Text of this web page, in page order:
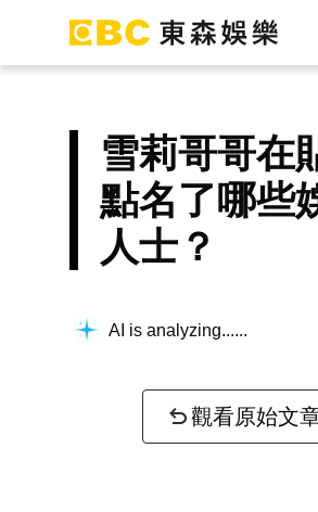
雪莉哥哥在
點名了哪些
人士？
AI is analyzing...
觀看原始文